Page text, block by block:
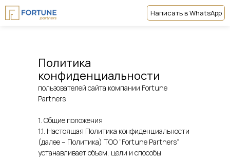
Написать в WhatsApp
Политика
конфиденциальности
пользователей сайта компании Fortune
Partners
1. Общие положения
1.1. Настоящая Политика конфиденциальности
(далее – Политика) ТОО “Fortune Partners”
устанавливает объем, цели и способы